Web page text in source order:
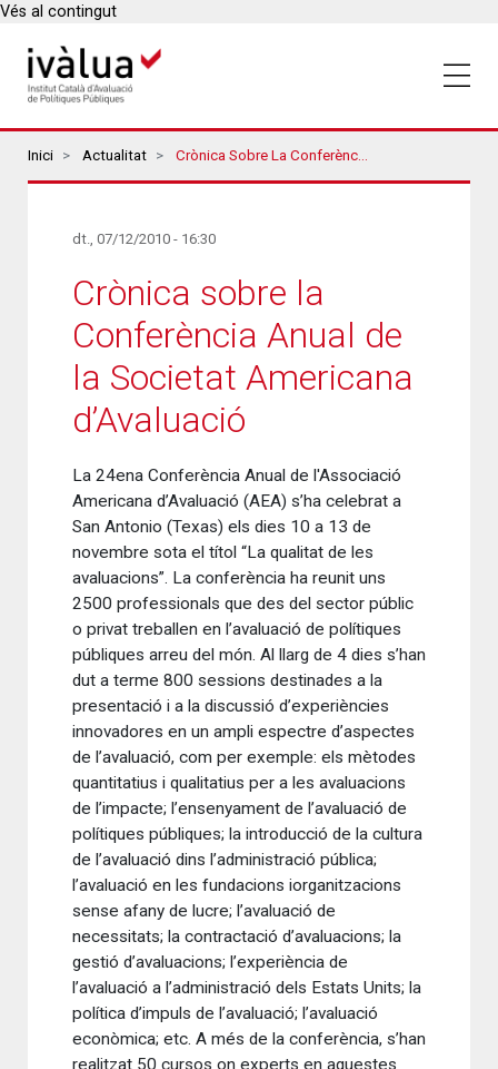
Vés al contingut
Breadcrumbs
Inici Actualitat Crònica Sobre La Conferència Anual De La Societat Americana D’Avaluació
dt., 07/12/2010 - 16:30
Crònica sobre la
Conferència Anual de
la Societat Americana
d’Avaluació
La 24ena Conferència Anual de l'Associació
Americana d’Avaluació (AEA) s’ha celebrat a
San Antonio (Texas) els dies 10 a 13 de
novembre sota el títol “La qualitat de les
avaluacions”. La conferència ha reunit uns
2500 professionals que des del sector públic
o privat treballen en l’avaluació de polítiques
públiques arreu del món. Al llarg de 4 dies s’han
dut a terme 800 sessions destinades a la
presentació i a la discussió d’experiències
innovadores en un ampli espectre d’aspectes
de l’avaluació, com per exemple: els mètodes
quantitatius i qualitatius per a les avaluacions
de l’impacte; l’ensenyament de l’avaluació de
polítiques públiques; la introducció de la cultura
de l’avaluació dins l’administració pública;
l’avaluació en les fundacions iorganitzacions
sense afany de lucre; l’avaluació de
necessitats; la contractació d’avaluacions; la
gestió d’avaluacions; l’experiència de
l’avaluació a l’administració dels Estats Units; la
política d’impuls de l’avaluació; l’avaluació
econòmica; etc. A més de la conferència, s’han
realitzat 50 cursos on experts en aquestes